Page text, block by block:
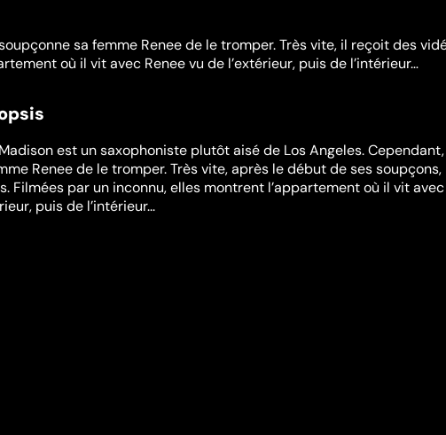
sa femme Renee de le tromper. Très vite, il reçoit des
où il vit avec Renee vu de l’extérieur, puis de l’intérieur…
est un saxophoniste plutôt aisé de Los Angeles.
Renee de le tromper. Très vite, après le début de ses
Filmées par un inconnu, elles montrent l’appartement où il vit avec
puis de l’intérieur...